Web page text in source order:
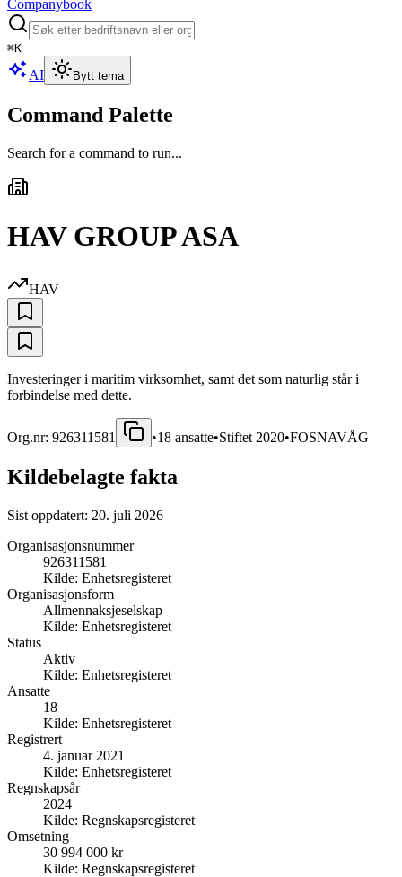
Companybook
⌘K
AI Bytt tema
Command Palette
Search for a command to run...
HAV GROUP ASA
HAV
Investeringer i maritim virksomhet, samt det som naturlig står i
forbindelse med dette.
Org.nr: 926311581 •18 ansatte•Stiftet 2020•FOSNAVÅG
Kildebelagte fakta
Sist oppdatert: 20. juli 2026
Organisasjonsnummer
926311581
Kilde: Enhetsregisteret
Organisasjonsform
Allmennaksjeselskap
Kilde: Enhetsregisteret
Status
Aktiv
Kilde: Enhetsregisteret
Ansatte
18
Kilde: Enhetsregisteret
Registrert
4. januar 2021
Kilde: Enhetsregisteret
Regnskapsår
2024
Kilde: Regnskapsregisteret
Omsetning
30 994 000 kr
Kilde: Regnskapsregisteret